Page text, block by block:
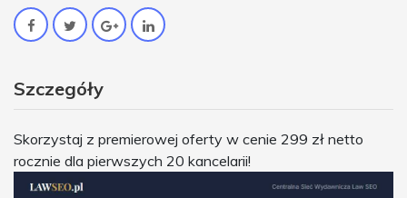
Szczegóły
Skorzystaj z premierowej oferty w cenie 299 zł netto
rocznie dla pierwszych 20 kancelarii!